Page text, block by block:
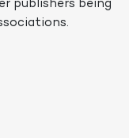
publishers being